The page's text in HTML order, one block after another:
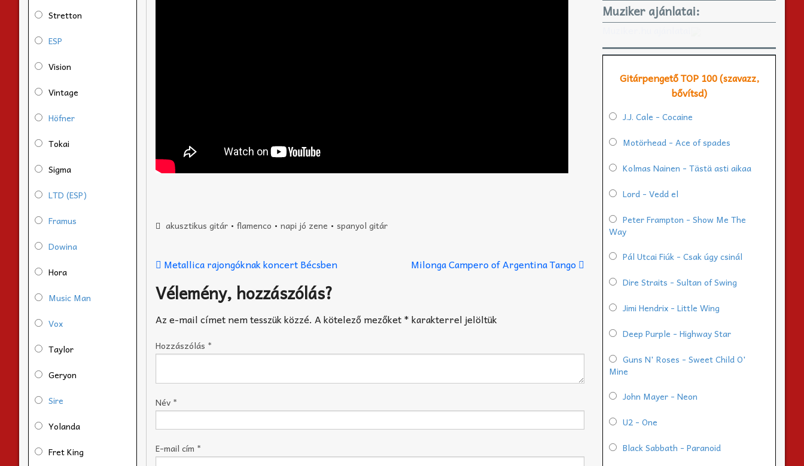
akusztikus gitár• flamenco • napi jó zene • spanyol gitár
Metallica rajongóknak koncert Bécsben Milonga Campero of Argentina Tango
Vélemény, hozzászólás?
Az e-mail címet nem tesszük közzé. A kötelező mezőket*karakterrel jelöltük
Hozzászólás *
Név *
E-mail cím *
Stretton
ESP
Vision
Vintage
Höfner
Tokai
Sigma
LTD (ESP)
Framus
Dowina
Hora
Music Man
Vox
Taylor
Geryon
Sire
Yolanda
Fret King
Muziker ajánlatai:
Gitárpengető TOP 100 (szavazz,
bővítsd)
J.J. Cale - Cocaine
Motörhead - Ace of spades
Kolmas Nainen - Tästä asti aikaa
Lord - Vedd el
Peter Frampton - Show Me The
Way
Pál Utcai Fiúk - Csak úgy csinál
Dire Straits - Sultan of Swing
Jimi Hendrix - Little Wing
Deep Purple - Highway Star
Guns N' Roses - Sweet Child O'
Mine
John Mayer - Neon
U2 - One
Black Sabbath - Paranoid